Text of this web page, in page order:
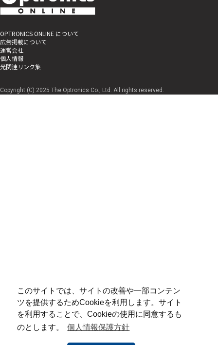
このサイトでは、サイトの改善や一部コンテン
ツを提供するためCookieを利用します。サイト
を利用することで、Cookieの使用に同意するも
のとします。
個人情報保護方針
OPTRONICS ONLINE について
広告掲載について
運営会社
個人情報
光関連リンク集
Copyright (C) 2025 The Optronics Co., Ltd. All rights reserved.